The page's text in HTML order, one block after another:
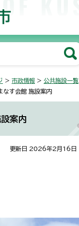
> 市政情報 > 公共施設一覧
なす会館 施設案内
案内
更新日 2026年2月16日